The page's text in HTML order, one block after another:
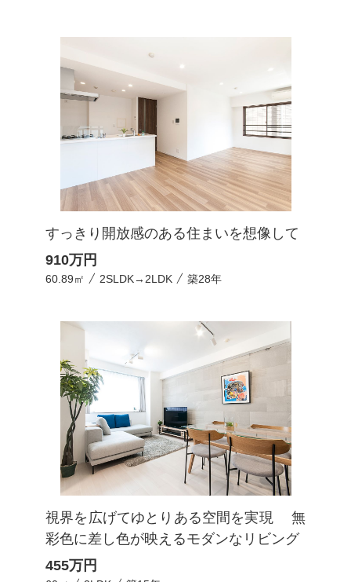
すっきり開放感のある住まいを想像して
910万円
60.89㎡ 2SLDK→2LDK 築28年
視界を広げてゆとりある空間を実現 無
彩色に差し色が映えるモダンなリビング
455万円